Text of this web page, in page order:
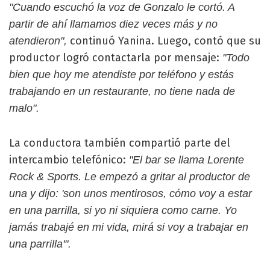
"Cuando escuchó la voz de Gonzalo le cortó. A
partir de ahí llamamos diez veces más y no
atendieron", continuó Yanina. Luego, contó que su
productor logró contactarla por mensaje: "Todo
bien que hoy me atendiste por teléfono y estás
trabajando en un restaurante, no tiene nada de
malo".
La conductora también compartió parte del
intercambio telefónico: "El bar se llama Lorente
Rock & Sports. Le empezó a gritar al productor de
una y dijo: 'son unos mentirosos, cómo voy a estar
en una parrilla, si yo ni siquiera como carne. Yo
jamás trabajé en mi vida, mirá si voy a trabajar en
una parrilla'".